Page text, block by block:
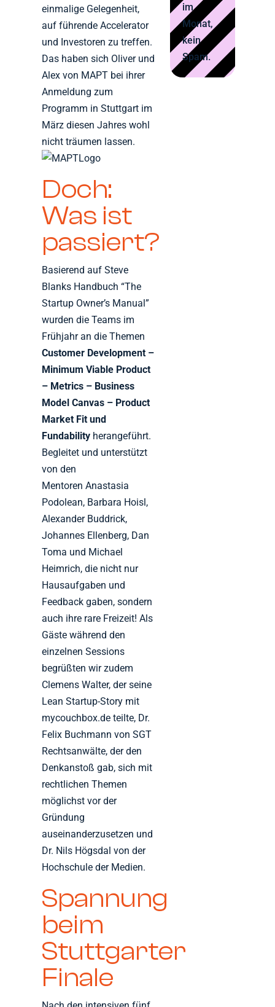
einmalige Gelegenheit,
auf führende Accelerator
und Investoren zu treffen.
Das haben sich Oliver und
Alex von MAPT bei ihrer
Anmeldung zum
Programm in Stuttgart im
März diesen Jahres wohl
nicht träumen lassen.
Doch:
Was ist
passiert?
Basierend auf Steve
Blanks Handbuch “The
Startup Owner’s Manual”
wurden die Teams im
Frühjahr an die Themen
Customer Development –
Minimum Viable Product
– Metrics – Business
Model Canvas – Product
Market Fit und
Fundability herangeführt.
Begleitet und unterstützt
von den
Mentoren Anastasia
Podolean, Barbara Hoisl,
Alexander Buddrick,
Johannes Ellenberg, Dan
Toma und Michael
Heimrich, die nicht nur
Hausaufgaben und
Feedback gaben, sondern
auch ihre rare Freizeit! Als
Gäste während den
einzelnen Sessions
begrüßten wir zudem
Clemens Walter, der seine
Lean Startup-Story mit
mycouchbox.de teilte, Dr.
Felix Buchmann von SGT
Rechtsanwälte, der den
Denkanstoß gab, sich mit
rechtlichen Themen
möglichst vor der
Gründung
auseinanderzusetzen und
Dr. Nils Högsdal von der
Hochschule der Medien.
Spannung
beim
Stuttgarter
Finale
im
Monat,
kein
Spam.